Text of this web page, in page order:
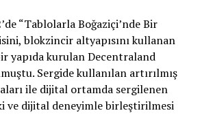
“Tablolarla Boğaziçi’nde Bir
blokzincir altyapısını kullanan
yapıda kurulan Decentraland
Sergide kullanılan artırılmış
ile dijital ortamda sergilenen
ve dijital deneyimle birleştirilmesi